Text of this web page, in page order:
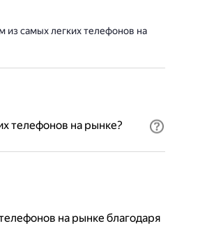
из самых легких телефонов на
телефонов на рынке?
на рынке благодаря